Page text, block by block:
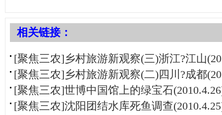
相关链接：
[聚焦三农]乡村旅游新观察(三)浙江?江山
[聚焦三农]乡村旅游新观察(二)四川?成都
[聚焦三农]世博中国馆上的绿宝石
[聚焦三农]沈阳团结水库死鱼调查